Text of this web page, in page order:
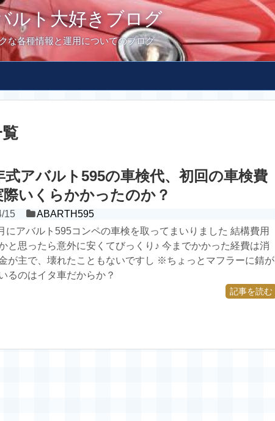
ルト大好きブログ
な各種情報と運用についてのブログ
式アバルト595の車検代、初回の車検費
際いくらかかったのか？
15
ABARTH595
にアバルト595コンペの車検を取ってまいりました 結構費用
と思ったら意外に安くてびっくり♪ 今までかかった経費は消
が主で、壊れたこともないですし ※ちょっとマフラーに錆が
るのはイタ車だからか？
記事を読む